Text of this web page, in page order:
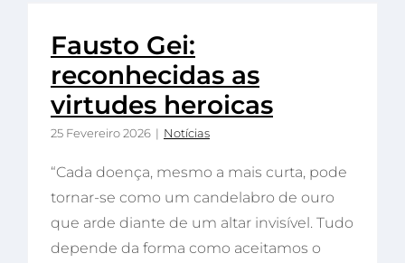
Fausto Gei:
reconhecidas as
virtudes heroicas
25 Fevereiro 2026 | Notícias
“Cada doença, mesmo a mais curta, pode
tornar-se como um candelabro de ouro
que arde diante de um altar invisível. Tudo
depende da forma como aceitamos o